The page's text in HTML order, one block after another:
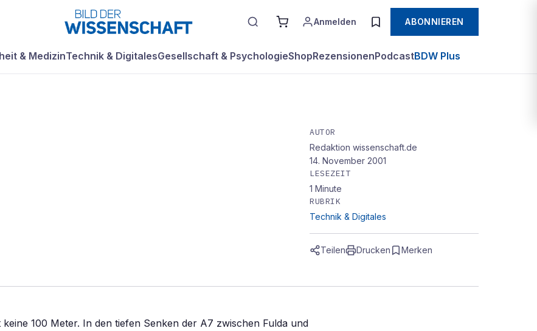
Anmelden ABONNIEREN
& MedizinTechnik & DigitalesGesellschaft & PsychologieShopRezensionenPodcastBDW Plus
AUTOR
Redaktion wissenschaft.de
14. November 2001
LESEZEIT
1 Minute
RUBRIK
Technik & Digitales
Teilen Drucken Merken
keine 100 Meter. In den tiefen Senken der A7 zwischen Fulda und